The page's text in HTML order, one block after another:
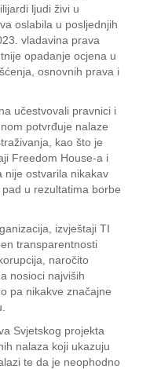
ljudi živi u
oslabila u posljednjih
vladavina prava
opadanje ocjena u
osnovnih prava i
učestvovali pravnici i
potvrđuje nalaze
kao što je
Freedom House-a i
nije ostvarila nikakav
u rezultatima borbe
izvještaji TI
transparentnosti
naročito
nosioci najviših
pa nikakve značajne
Svjetskog projekta
nalaza koji ukazuju
te da je neophodno